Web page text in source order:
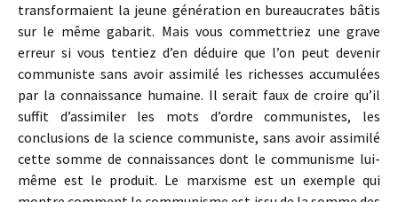
transformaient la jeune génération en bureaucrates bâtis
sur le même gabarit. Mais vous commettriez une grave
erreur si vous tentiez d’en déduire que l’on peut devenir
communiste sans avoir assimilé les richesses accumulées
par la connaissance humaine. Il serait faux de croire qu’il
suffit d’assimiler les mots d’ordre communistes, les
conclusions de la science communiste, sans avoir assimilé
cette somme de connaissances dont le communisme lui-
même est le produit. Le marxisme est un exemple qui